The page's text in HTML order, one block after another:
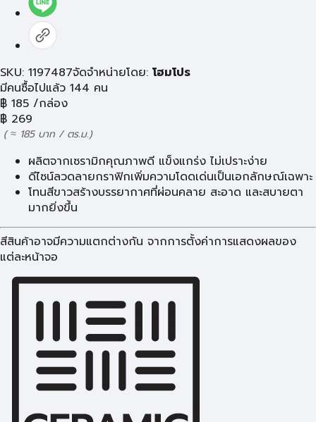
SKU: 1197487จัดจำหน่ายโดย: โฮมโปร
มีคนซื้อไปแล้ว 144 คน
฿ 185 /กล่อง
฿ 269
( ≈ 185 บาท / ตร.ม.)
ผลิตจากเซรามิกคุณภาพดี แข็งแกร่ง ไม่เปราะง่าย
ดีไซน์ลวดลายกราฟิกเพิ่มความโดดเด่นเป็นเอกลักษณ์เฉพาะ
โทนสีขาวสร้างบรรยากาศที่ผ่อนคลาย สะอาด และสบายตา
มากยิ่งขึ้น
สีสินค้าอาจมีความแตกต่างกัน จากการตั้งค่าการแสดงผลของ
แต่ละหน้าจอ